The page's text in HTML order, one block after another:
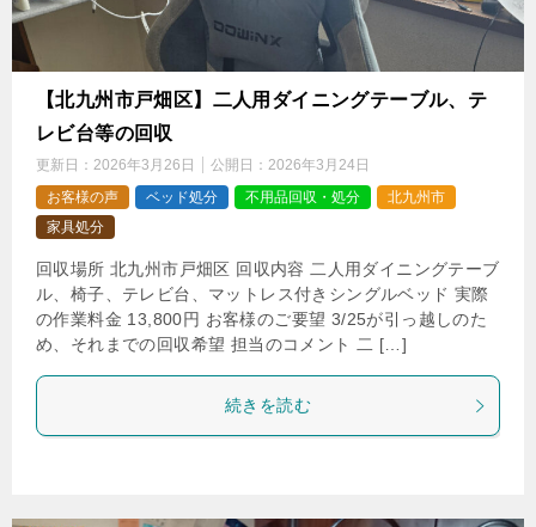
【北九州市戸畑区】二人用ダイニングテーブル、テ
レビ台等の回収
更新日： 2026年3月26日 公開日： 2026年3月24日
お客様の声
ベッド処分 不用品回収・処分
北九州市
家具処分
回収場所 北九州市戸畑区 回収内容 二人用ダイニングテーブ
ル、椅子、テレビ台、マットレス付きシングルベッド 実際
の作業料金 13,800円 お客様のご要望 3/25が引っ越しのた
め、それまでの回収希望 担当のコメント 二 […]
続きを読む